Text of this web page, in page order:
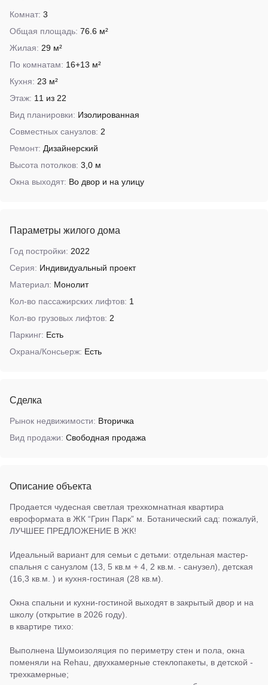
Комнат: 3
Общая площадь: 76.6 м²
Жилая: 29 м²
По комнатам: 16+13 м²
Кухня: 23 м²
Этаж: 11 из 22
Вид планировки: Изолированная
Совместных санузлов: 2
Ремонт: Дизайнерский
Высота потолков: 3,0 м
Окна выходят: Во двор и на улицу
Параметры жилого дома
Год постройки: 2022
Серия: Индивидуальный проект
Материал: Монолит
Кол-во пассажирских лифтов: 1
Кол-во грузовых лифтов: 2
Паркинг: Есть
Охрана/Консьерж: Есть
Сделка
Рынок недвижимости: Вторичка
Вид продажи: Свободная продажа
Описание объекта
Продается чудесная светлая трехкомнатная квартира
евроформата в ЖК “Грин Парк” м. Ботанический сад: пожалуй,
ЛУЧШЕЕ ПРЕДЛОЖЕНИЕ В ЖК!
Идеальный вариант для семьи с детьми: отдельная мастер-
спальня с санузлом (13, 5 кв.м + 4, 2 кв.м. - санузел), детская
(16,3 кв.м. ) и кухня-гостиная (28 кв.м).
Окна спальни и кухни-гостиной выходят в закрытый двор и на
школу (открытие в 2026 году).
в квартире тихо:
Выполнена Шумоизоляция по периметру стен и пола, окна
поменяли на Rehau, двухкамерные стеклопакеты, в детской -
трехкамерные;